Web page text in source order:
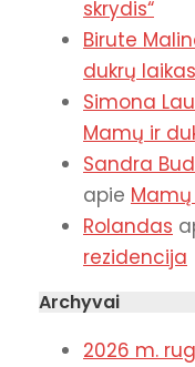
skrydis“
Birute
dukrų laikas
Simona
Mamų ir
Sandra
apie
Rolandas
rezidencija
Archyvai
2026 m.